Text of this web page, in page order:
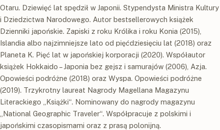
Otaru. Dziewięć lat spędził w Japonii. Stypendysta Ministra Kultury
i Dziedzictwa Narodowego. Autor bestsellerowych książek
Dzienniki japońskie. Zapiski z roku Królika i roku Konia (2015),
Islandia albo najzimniejsze lato od pięćdziesięciu lat (2018) oraz
Planeta K. Pięć lat w japońskiej korporacji (2020). Współautor
książek Hokkaido – Japonia bez gejsz i samurajów (2006), Azja.
Opowieści podróżne (2018) oraz Wyspa. Opowieści podróżne
(2019). Trzykrotny laureat Nagrody Magellana Magazynu
Literackiego „Książki“. Nominowany do nagrody magazynu
„National Geographic Traveler“. Współpracuje z polskimi i
japońskimi czasopismami oraz z prasą polonijną.